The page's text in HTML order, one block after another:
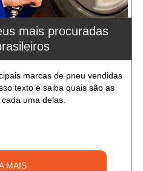
mais procuradas
marcas de pneu vendidas
texto e saiba quais são as
uma delas.
MAIS